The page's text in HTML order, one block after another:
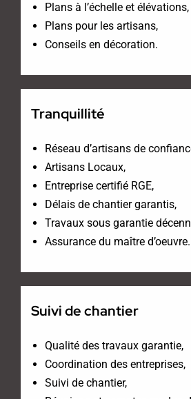
Plans à l’échelle et élévations,
Plans pour les artisans,
Conseils en décoration.
Tranquillité
Réseau d’artisans de
Artisans Locaux,
Entreprise certifié RGE,
Délais de chantier garantis,
Travaux sous garantie
Assurance du maître d’oeuvre.
Suivi de chantier
Qualité des travaux garantie,
Coordination des entreprises,
Suivi de chantier,